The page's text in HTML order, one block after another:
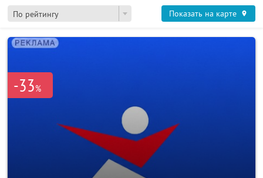
По рейтингу Показать на карте
-33%